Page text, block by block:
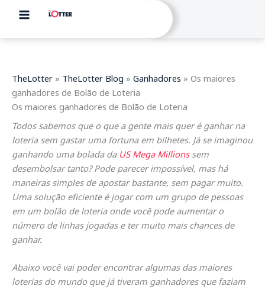
content
TheLotter » TheLotter Blog » Ganhadores » Os maiores
ganhadores de Bolão de Loteria
Os maiores ganhadores de Bolão de Loteria
Todos sabemos que o que a gente mais quer é ganhar na
loteria sem gastar uma fortuna em bilhetes. Já se imaginou
ganhando uma bolada da US Mega Millionssem
desembolsar tanto? Pode parecer impossível, mas há
maneiras simples de apostar bastante, sem pagar muito.
Uma solução eficiente é jogar com um grupo de pessoas
em um bolão de loteria onde você pode aumentar o
número de linhas jogadas e ter muito mais chances de
ganhar.
Abaixo você vai poder encontrar algumas das maiores
loterias do mundo que já tiveram ganhadores que faziam